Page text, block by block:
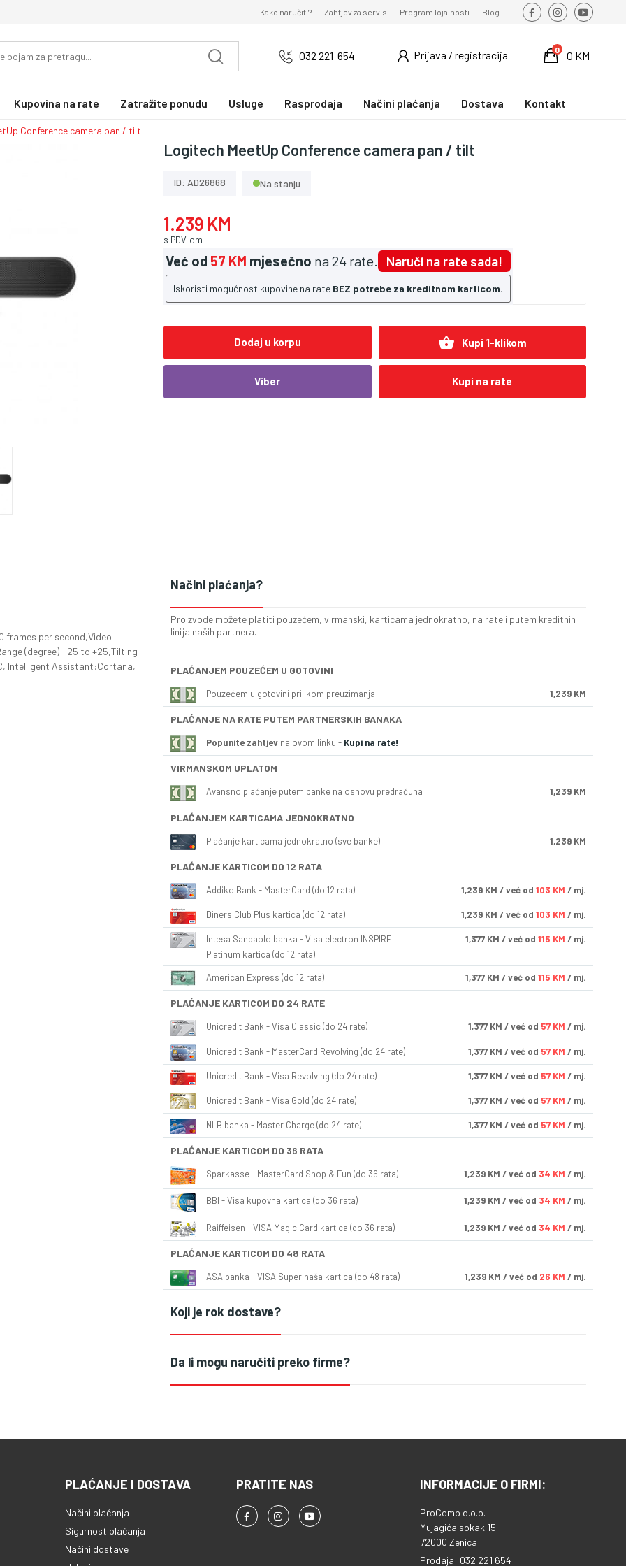
Kako naručiti? Zahtjev za servis Program lojalnosti Blog
032 221-654 Prijava / registracija 0 KM
0
Kupovina na rate Zatražite ponudu Usluge Rasprodaja Načini plaćanja Dostava Kontakt
Conference camera pan / tilt
Logitech MeetUp Conference camera pan / tilt
ID: AD26868 Na stanju
1.239 KM
s PDV-om
Već od 57 KM mjesečno na 24 rate. Naruči na rate sada!
Iskoristi mogućnost kupovine na rate BEZ potrebe za kreditnom karticom.
Dodaj u korpu shopping_basket Kupi 1-klikom
Viber Kupi na rate
frames per second,Video
(degree):-25 to +25,Tilting
Intelligent Assistant:Cortana,
Načini plaćanja?
Proizvode možete platiti pouzećem, virmanski, karticama jednokratno, na rate i putem kreditnih
linija naših partnera.
PLAĆANJEM POUZEĆEM U GOTOVINI
Pouzećem u gotovini prilikom preuzimanja 1,239 KM
PLAĆANJE NA RATE PUTEM PARTNERSKIH BANAKA
Popunite zahtjev na ovom linku - Kupi na rate!
VIRMANSKOM UPLATOM
Avansno plaćanje putem banke na osnovu predračuna 1,239 KM
PLAĆANJEM KARTICAMA JEDNOKRATNO
Plaćanje karticama jednokratno (sve banke) 1,239 KM
PLAĆANJE KARTICOM DO 12 RATA
Addiko Bank - MasterCard (do 12 rata) 1,239 KM / već od 103 KM / mj.
Diners Club Plus kartica (do 12 rata) 1,239 KM / već od 103 KM / mj.
Intesa Sanpaolo banka - Visa electron INSPIRE i
Platinum kartica (do 12 rata)
1,377 KM / već od 115 KM / mj.
American Express (do 12 rata) 1,377 KM / već od 115 KM / mj.
PLAĆANJE KARTICOM DO 24 RATE
Unicredit Bank - Visa Classic (do 24 rate) 1,377 KM / već od 57 KM / mj.
Unicredit Bank - MasterCard Revolving (do 24 rate) 1,377 KM / već od 57 KM / mj.
Unicredit Bank - Visa Revolving (do 24 rate) 1,377 KM / već od 57 KM / mj.
Unicredit Bank - Visa Gold (do 24 rate) 1,377 KM / već od 57 KM / mj.
NLB banka - Master Charge (do 24 rate) 1,377 KM / već od 57 KM / mj.
PLAĆANJE KARTICOM DO 36 RATA
Sparkasse - MasterCard Shop & Fun (do 36 rata) 1,239 KM / već od 34 KM / mj.
BBI - Visa kupovna kartica (do 36 rata) 1,239 KM / već od 34 KM / mj.
Raiffeisen - VISA Magic Card kartica (do 36 rata) 1,239 KM / već od 34 KM / mj.
PLAĆANJE KARTICOM DO 48 RATA
ASA banka - VISA Super naša kartica (do 48 rata) 1,239 KM / već od 26 KM / mj.
Koji je rok dostave?
Da li mogu naručiti preko firme?
PLAĆANJE I DOSTAVA
Načini plaćanja
Sigurnost plaćanja
Načini dostave
PRATITE NAS INFORMACIJE O FIRMI:
ProComp d.o.o.
Mujagića sokak 15
72000 Zenica
Prodaja: 032 221 654